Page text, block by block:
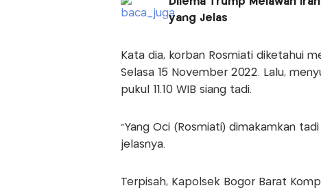
yang Jelas
Kata dia, korban Rosmiati diketahui
Selasa 15 November 2022. Lalu,
pukul 11.10 WIB siang tadi.
"Yang Oci (Rosmiati) dimakamkan
jelasnya.
Terpisah, Kapolsek Bogor Barat